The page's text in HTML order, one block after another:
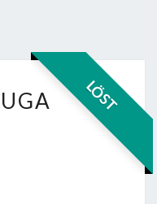
LÖST